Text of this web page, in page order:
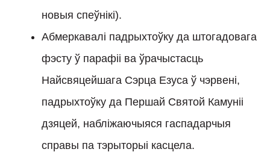
новыя спеўнікі).
Абмеркавалі падрыхтоўку да штогадовага
фэсту ў парафіі ва ўрачыстасць
Найсвяцейшага Сэрца Езуса ў чэрвені,
падрыхтоўку да Першай Святой Камуніі
дзяцей, набліжаючыяся гаспадарчыя
справы па тэрыторыі касцела.